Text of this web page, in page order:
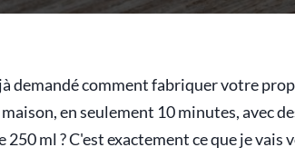
demandé comment fabriquer votre
maison, en seulement 10 minutes, avec
250 ml ? C'est exactement ce que je